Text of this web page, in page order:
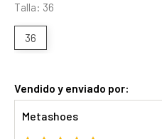
Talla: 36
36
Vendido y enviado por:
Metashoes